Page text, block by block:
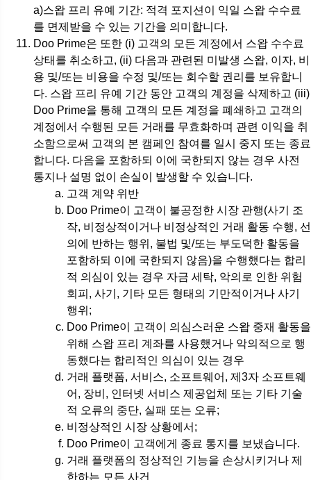
a)스왑 프리 유예 기간: 적격 포지션이 익일 스왑 수수료
를 면제받을 수 있는 기간을 의미합니다.
Doo Prime은 또한 (i) 고객의 모든 계정에서 스왑 수수료
상태를 취소하고, (ii) 다음과 관련된 미발생 스왑, 이자, 비
용 및/또는 비용을 수정 및/또는 회수할 권리를 보유합니
다. 스왑 프리 유예 기간 동안 고객의 계정을 삭제하고 (iii)
Doo Prime을 통해 고객의 모든 계정을 폐쇄하고 고객의
계정에서 수행된 모든 거래를 무효화하며 관련 이익을 취
소함으로써 고객의 본 캠페인 참여를 일시 중지 또는 종료
합니다. 다음을 포함하되 이에 국한되지 않는 경우 사전
통지나 설명 없이 손실이 발생할 수 있습니다.
고객 계약 위반
Doo Prime이 고객이 불공정한 시장 관행(사기 조
작, 비정상적이거나 비정상적인 거래 활동 수행, 선
의에 반하는 행위, 불법 및/또는 부도덕한 활동을
포함하되 이에 국한되지 않음)을 수행했다는 합리
적 의심이 있는 경우 자금 세탁, 악의로 인한 위험
회피, 사기, 기타 모든 형태의 기만적이거나 사기
행위;
Doo Prime이 고객이 의심스러운 스왑 중재 활동을
위해 스왑 프리 계좌를 사용했거나 악의적으로 행
동했다는 합리적인 의심이 있는 경우
거래 플랫폼, 서비스, 소프트웨어, 제3자 소프트웨
어, 장비, 인터넷 서비스 제공업체 또는 기타 기술
적 오류의 중단, 실패 또는 오류;
비정상적인 시장 상황에서;
Doo Prime이 고객에게 종료 통지를 보냈습니다.
거래 플랫폼의 정상적인 기능을 손상시키거나 제
한하는 모든 사건